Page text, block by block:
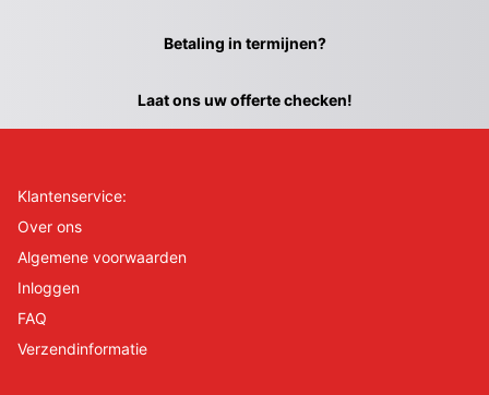
Betaling in termijnen?
Laat ons uw offerte checken!
Klantenservice:
Over ons
Algemene voorwaarden
Inloggen
FAQ
Verzendinformatie